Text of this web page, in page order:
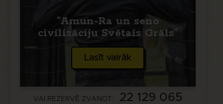
“Amun-Ra un seno
civilizāciju Svētais Grāls”
Lasīt vairāk
VAI REZERVĒ ZVANOT: 22 129 065